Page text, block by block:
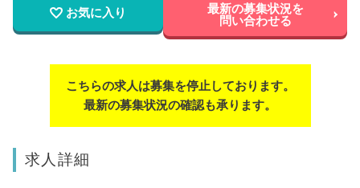
お気に入り 最新の募集状況を
問い合わせる
こちらの求人は募集を停止しております。
最新の募集状況の確認も承ります。
求人詳細